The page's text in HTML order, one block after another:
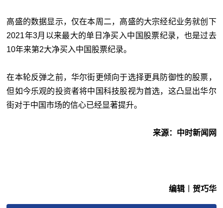
高盛的数据显示，仅在本周二，高盛的大宗经纪业务就创下
2021年3月以来最大的单日净买入中国股票纪录，也是过去
10年来第2大净买入中国股票纪录。
在本轮反弹之前，华尔街更倾向于选择更具防御性的股票，
但如今乐观的投资者将中国科技股视为首选，这凸显出华尔
街对于中国市场的信心已经显著提升。
来源：中时新闻网
编辑︱贺巧华